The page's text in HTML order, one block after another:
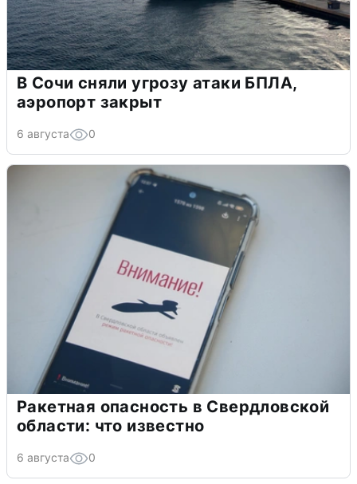
В Сочи сняли угрозу атаки БПЛА,
аэропорт закрыт
6 августа 0
Ракетная опасность в Свердловской
области: что известно
6 августа 0